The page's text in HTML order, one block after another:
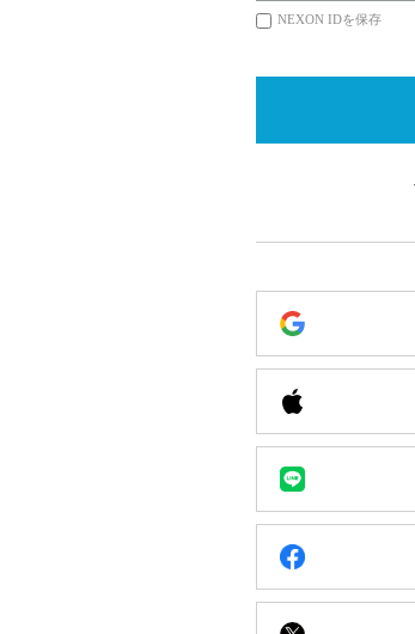
NEXON IDを保存